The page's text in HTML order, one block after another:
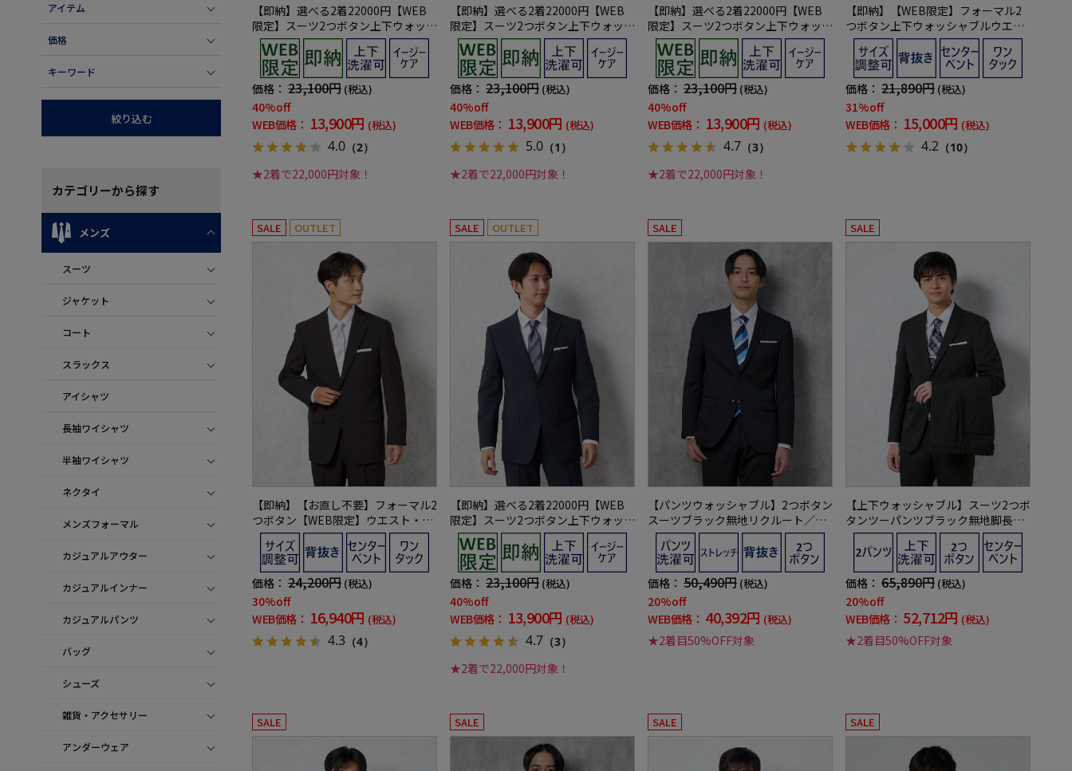
アイテム
価格
キーワード
絞り込む
カテゴリーから探す
メンズ
スーツ
ジャケット
コート
スラックス
アイシャツ
長袖ワイシャツ
半袖ワイシャツ
ネクタイ
メンズフォーマル
カジュアルアウター
カジュアルインナー
カジュアルパンツ
バッグ
シューズ
雑貨・アクセサリー
アンダーウェア
【即納】選べる2着22000円【WEB
限定】スーツ2つボタン上下ウォッシ
ャブルグレー小柄3シーズン対応
価格： 23,100円 (税込)
40%off
WEB価格： 13,900円 (税込)
4.0 （2）
★2着で22,000円対象！
【即納】選べる2着22000円【WEB
限定】スーツ2つボタン上下ウォッシ
ャブルグレー織柄無地3シーズン対応
価格： 23,100円 (税込)
40%off
WEB価格： 13,900円 (税込)
5.0 （1）
★2着で22,000円対象！
【即納】選べる2着22000円【WEB
限定】スーツ2つボタン上下ウォッシ
ャブルブラックストライプ3シーズン
対応
価格： 23,100円 (税込)
40%off
WEB価格： 13,900円 (税込)
4.7 （3）
★2着で22,000円対象！
【即納】【WEB限定】フォーマル2
つボタン上下ウォッシャブルウエス
トアジャスター仕様黒無地通年礼服
価格： 21,890円 (税込)
31%off
WEB価格： 15,000円 (税込)
4.2 （10）
SALE OUTLET
【即納】【お直し不要】フォーマル2
つボタン【WEB限定】ウエスト・裾
サイズ調整可能上下ウォッシャブル
黒無地通年礼服
価格： 24,200円 (税込)
30%off
WEB価格： 16,940円 (税込)
4.3 （4）
SALE OUTLET
【即納】選べる2着22000円【WEB
限定】スーツ2つボタン上下ウォッシ
ャブルネイビー小柄3シーズン対応
価格： 23,100円 (税込)
40%off
WEB価格： 13,900円 (税込)
4.7 （3）
★2着で22,000円対象！
SALE
【パンツウォッシャブル】2つボタン
スーツブラック無地リクルート／就
活対応RESPECTNERO通年【定番】
【スリムデザイン】
価格： 50,490円 (税込)
20%off
WEB価格： 40,392円 (税込)
★2着目50%OFF対象
SALE
【上下ウォッシャブル】スーツ2つボ
タンツーパンツブラック無地脚長ス
リムリクルート／就活対応RESPECT
NERO通年【定番】【スリムデザイ
価格： 65,890円 (税込)
20%off
WEB価格： 52,712円 (税込)
★2着目50%OFF対象
SALE SALE SALE SALE